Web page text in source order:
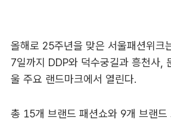
올해로 25주년을 맞은 서울패션위크
7일까지 DDP와 덕수궁길과 흥천사,
울 주요 랜드마크에서 열린다.
총 15개 브랜드 패션쇼와 9개 브랜드